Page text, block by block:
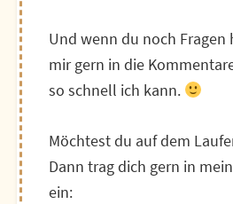
Und wenn du noch Fragen
mir gern in die
so schnell ich kann.
Möchtest du auf dem
Dann trag dich gern in
ein: